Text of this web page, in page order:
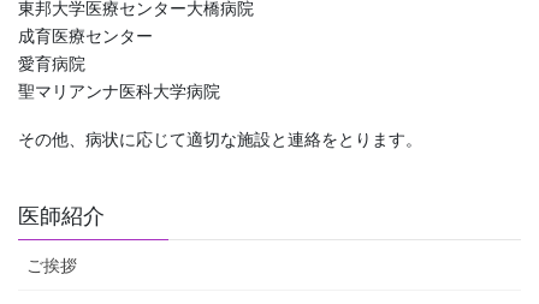
東邦大学医療センター大橋病院
成育医療センター
愛育病院
聖マリアンナ医科大学病院
その他、病状に応じて適切な施設と連絡をとります。
医師紹介
ご挨拶